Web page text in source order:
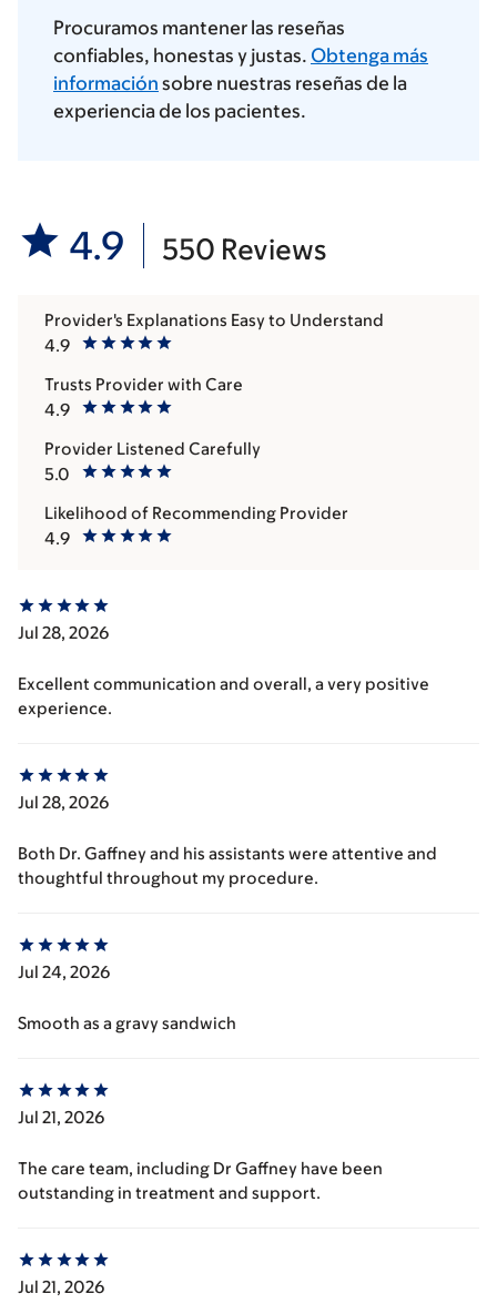
Procuramos mantener las reseñas
confiables, honestas y justas. Obtenga más
información sobre nuestras reseñas de la
experiencia de los pacientes.
4.9 550 Reviews
4.9
Provider's Explanations Easy to Understand
4.9
Trusts Provider with Care
5.0
Provider Listened Carefully
4.9
Likelihood of Recommending Provider
Jul 28, 2026
Excellent communication and overall, a very positive
experience.
Jul 28, 2026
Both Dr. Gaffney and his assistants were attentive and
thoughtful throughout my procedure.
Jul 24, 2026
Smooth as a gravy sandwich
Jul 21, 2026
The care team, including Dr Gaffney have been
outstanding in treatment and support.
Jul 21, 2026